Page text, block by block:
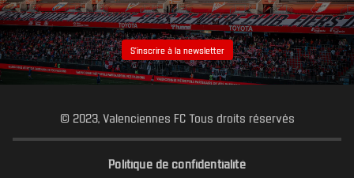
S’inscrire à la newsletter
© 2023, Valenciennes FC Tous droits réservés
Politique de confidentialité